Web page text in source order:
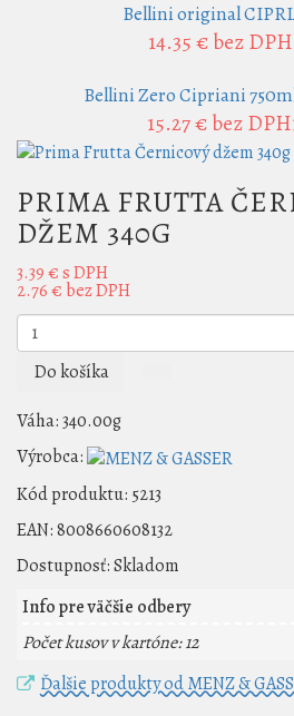
Bellini original
14.35 €bez
Bellini Zero Cipriani
15.27 € bez
PRIMA FRUTTA
DŽEM 340G
3.39 €s DPH
2.76 € bez DPH
Do košíka
Váha:340.00g
Výrobca:
Kód produktu: 5213
EAN:8008660608132
Dostupnosť:Skladom
Info pre väčšie odbery
Počet kusov v kartóne: 12
Ďalšie produkty od MENZ &